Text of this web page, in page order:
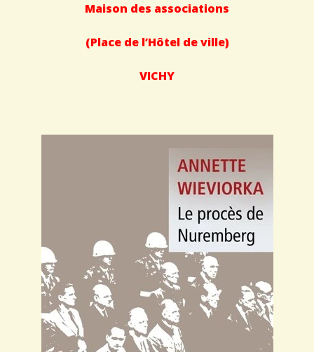
Maison des associations
(Place de l’Hôtel de ville)
VICHY